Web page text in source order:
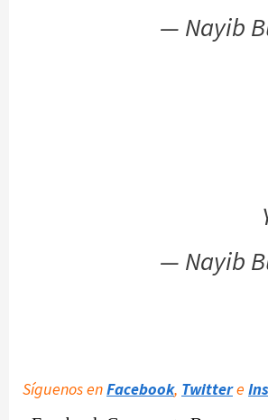
— Nayib
— Nayib
Síguenos enFacebook, Twittere